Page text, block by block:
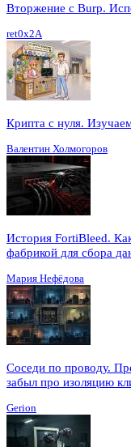
Вторжение с Burp.
ret0x2A
Крипта с нуля.
Валентин Холмогоров
История FortiBleed.
фабрикой для сбора
Мария Нефёдова
Соседи по проводу.
забыл про изоляцию
Gerion